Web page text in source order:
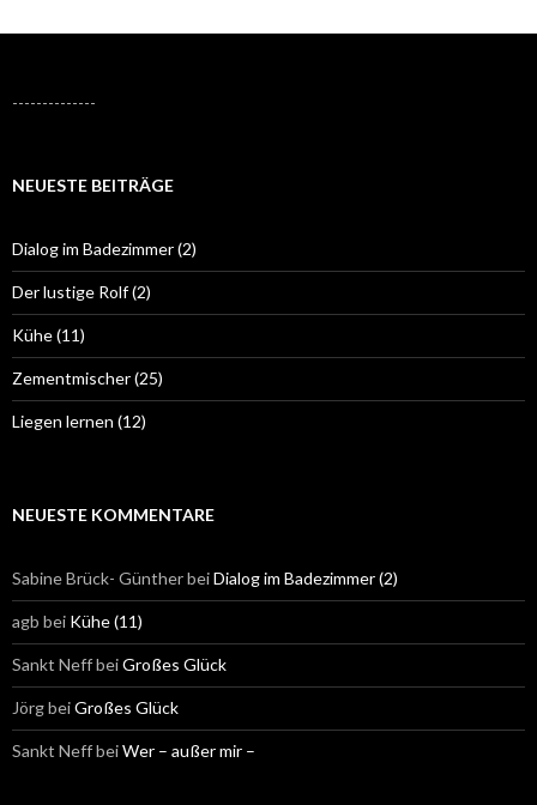
--------------
NEUESTE BEITRÄGE
Dialog im Badezimmer (2)
Der lustige Rolf (2)
Kühe (11)
Zementmischer (25)
Liegen lernen (12)
NEUESTE KOMMENTARE
Sabine Brück- GüntherbeiDialog im Badezimmer (2)
agb bei Kühe (11)
Sankt NeffbeiGroßes Glück
JörgbeiGroßes Glück
Sankt NeffbeiWer – außer mir –